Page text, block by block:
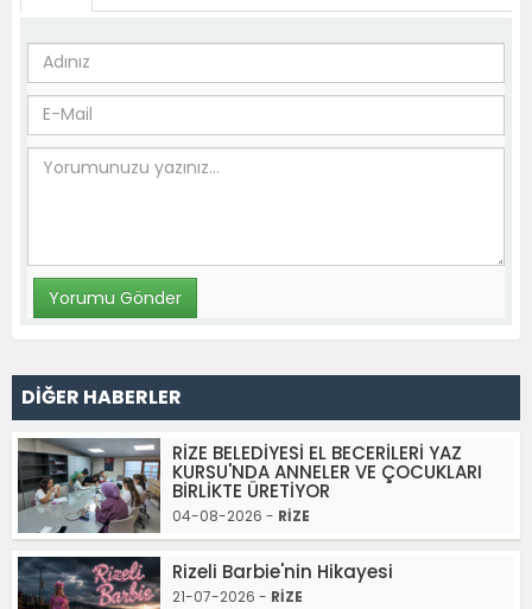
DİĞER HABERLER
RİZE BELEDİYESİ EL BECERİLERİ YAZ
KURSU'NDA ANNELER VE ÇOCUKLARI
BİRLİKTE ÜRETİYOR
04-08-2026 - RİZE
Rizeli Barbie'nin Hikayesi
21-07-2026 - RİZE